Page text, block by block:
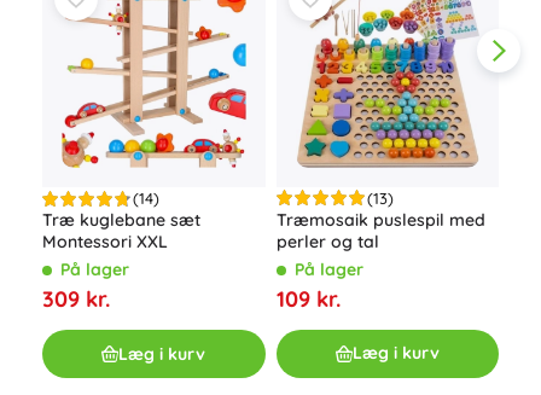
(14)
Træ kuglebane sæt
Montessori XXL
På lager
309 kr.
Læg i kurv
(13)
Træmosaik puslespil med
perler og tal
På lager
109 kr.
Læg i kurv